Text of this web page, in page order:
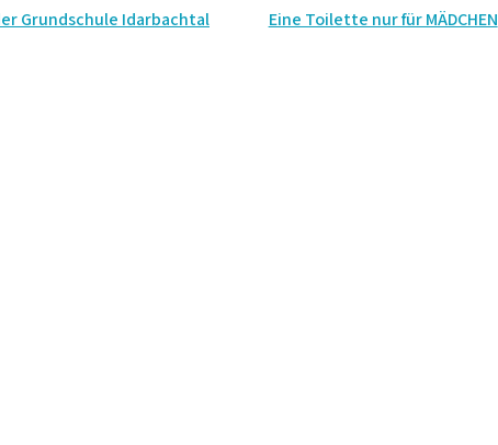
Grundschule Idarbachtal Eine Toilette nur für MÄDCHEN